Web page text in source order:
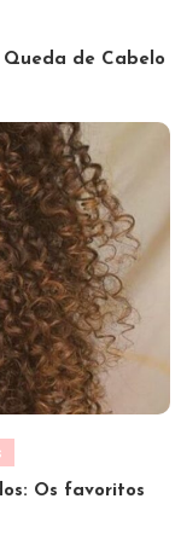
Queda de Cabelo
Os favoritos